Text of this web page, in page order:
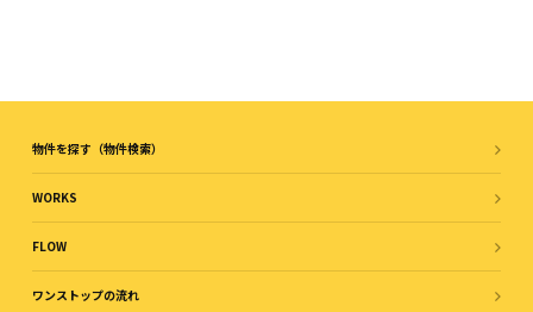
物件を探す（物件検索）
WORKS
FLOW
ワンストップの流れ